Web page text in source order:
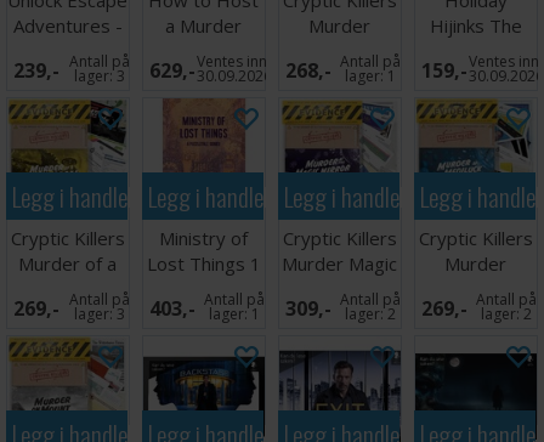
Adventures -
SVENSK
239,- Antall på
lager:3
a Murder
Brettspill
629,-Ventes inn
30.09.2026
Murder
Marine
Biologist
268,- Antall på
lager:1
Hijinks The
Leprechaun
Larceny
159,-Ventes inn
30.09.2026
Legg i handlekurven
Cryptic Killers
Murder of a
Musician
269,- Antall på
lager:3
Legg i handlekurven
Ministry of
Lost Things 1
Brettspill
403,- Antall på
lager:1
Legg i handlekurven
Cryptic Killers
Murder Magic
Mirror
309,- Antall på
lager:2
Legg i
Cryptic Killers
Murder
MediLuck
Medicine
269,- Antall på
lager:2
Legg i handlekurvenLegg i handlekurvenLegg i handlekurven
Legg i